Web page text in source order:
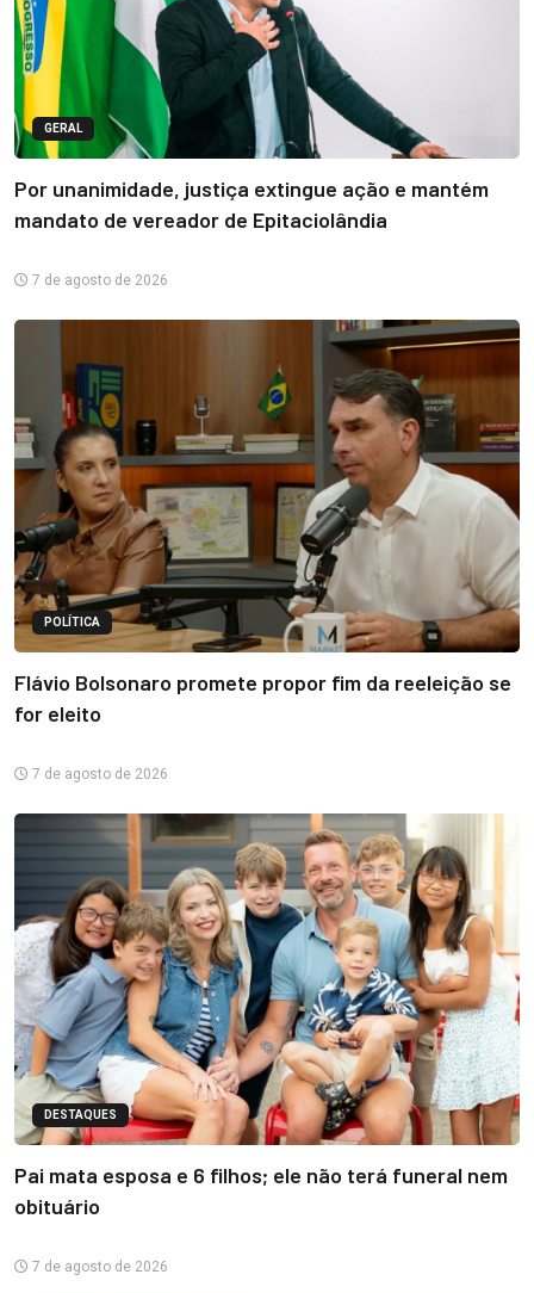
GERAL
Por unanimidade, justiça extingue ação e mantém
mandato de vereador de Epitaciolândia
7 de agosto de 2026
POLÍTICA
Flávio Bolsonaro promete propor fim da reeleição se
for eleito
7 de agosto de 2026
DESTAQUES
Pai mata esposa e 6 filhos; ele não terá funeral nem
obituário
7 de agosto de 2026